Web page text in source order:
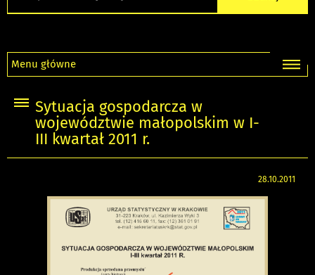
Menu główne
Sytuacja gospodarcza w
województwie małopolskim w I-
III kwartał 2011 r.
28.10.2011